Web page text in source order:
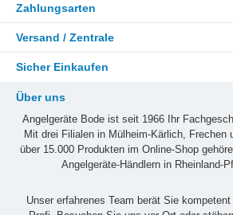
Zahlungsarten
Versand / Zentrale
Sicher Einkaufen
Über uns
Angelgeräte Bode ist seit 1966 Ihr
Mit drei Filialen in Mülheim-Kärlich, Frechen
über 15.000 Produkten im Online-Shop
Angelgeräte-Händlern in Rheinland-
Unser erfahrenes Team berät Sie